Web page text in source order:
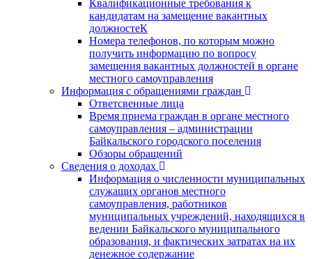
Квалификационные требования к
кандидатам на замещение вакантных
должностеК
Номера телефонов, по которым можно
получить информацию по вопросу
замещения вакантных должностей в органе
местного самоуправления
Информация с обращениями граждан
Ответсвенные лица
Время приема граждан в органе местного
самоуправления – администрации
Байкальского городского поселения
Обзоры обращений
Сведения о доходах
Информация о численности муниципальных
служащих органов местного
самоуправления, работников
муниципальных учреждений, находящихся в
ведении Байкальского муниципального
образования, и фактических затратах на их
денежное содержание